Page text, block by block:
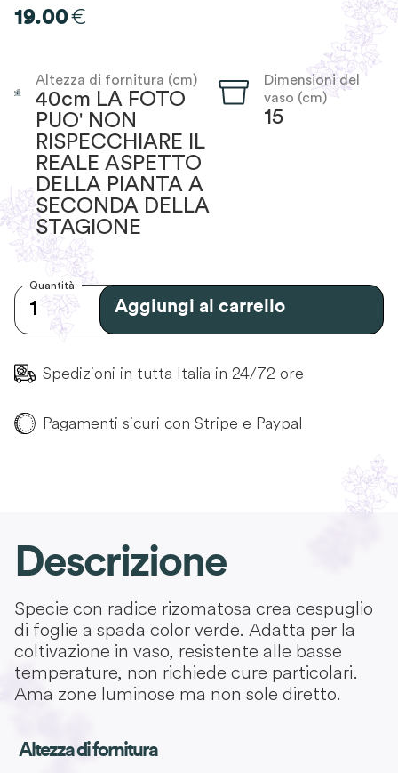
19.00€
Altezza di fornitura (cm)
40cm LA FOTO
PUO' NON
RISPECCHIARE IL
REALE ASPETTO
DELLA PIANTA A
SECONDA DELLA
STAGIONE
Dimensioni del
vaso (cm)
15
Quantità
Aggiungi al carrello
Spedizioni in tutta Italia in 24/72 ore
Pagamenti sicuri con Stripe e Paypal
Descrizione
Specie con radice rizomatosa crea cespuglio
di foglie a spada color verde. Adatta per la
coltivazione in vaso, resistente alle basse
temperature, non richiede cure particolari.
Ama zone luminose ma non sole diretto.
Altezza di fornitura